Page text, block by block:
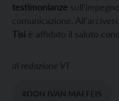
testimonianze
comunicazione.
Tisi è affidato il saluto
di redazione VT
#DON IVAN MAFFEIS